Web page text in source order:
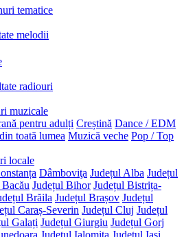
tematice
melodii
radiouri
muzicale
pentru adulți Creștină Dance / EDM
toată lumea Muzică veche Pop / Top
locale
Dâmboviţa Județul Alba Județul
Județul Bihor Județul Bistrița-
Brăila Județul Brașov Județul
Caraș-Severin Județul Cluj Județul
Galați Județul Giurgiu Județul Gorj
Județul Ialomița Județul Iași